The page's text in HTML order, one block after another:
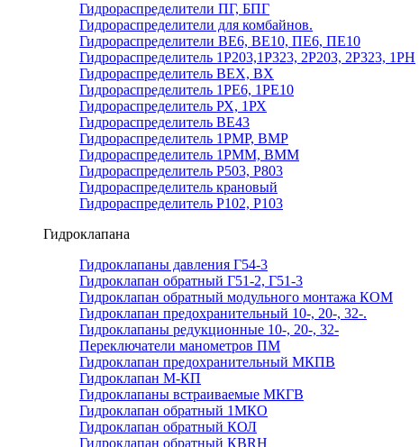
Гидрораспределители ПГ, БПГ
Гидрораспределители для комбайнов.
Гидрораспределители ВЕ6, ВЕ10, ПЕ6, ПЕ10
Гидрораспределитель 1Р203,1Р323, 2Р203, 2Р323, 1РН
Гидрораспределитель ВЕХ, ВХ
Гидрораспределитель 1РЕ6, 1РЕ10
Гидрораспределитель РХ, 1РХ
Гидрораспределитель ВЕ43
Гидрораспределитель 1РМР, ВМР
Гидрораспределитель 1РММ, ВММ
Гидрораспределитель Р503, Р803
Гидрораспределитель крановый
Гидрораспределитель Р102, Р103
Гидроклапана
Гидроклапаны давления Г54-3
Гидроклапан обратный Г51-2, Г51-3
Гидроклапан обратный модульного монтажа КОМ
Гидроклапан предохранительный 10-, 20-, 32-.
Гидроклапаны редукционные 10-, 20-, 32-
Переключатели манометров ПМ
Гидроклапан предохранительный МКПВ
Гидроклапан М-КП
Гидроклапаны встраиваемые МКГВ
Гидроклапан обратный 1МКО
Гидроклапан обратный КОЛ
Гидроклапан обратный КВRН